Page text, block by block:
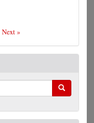
Next »